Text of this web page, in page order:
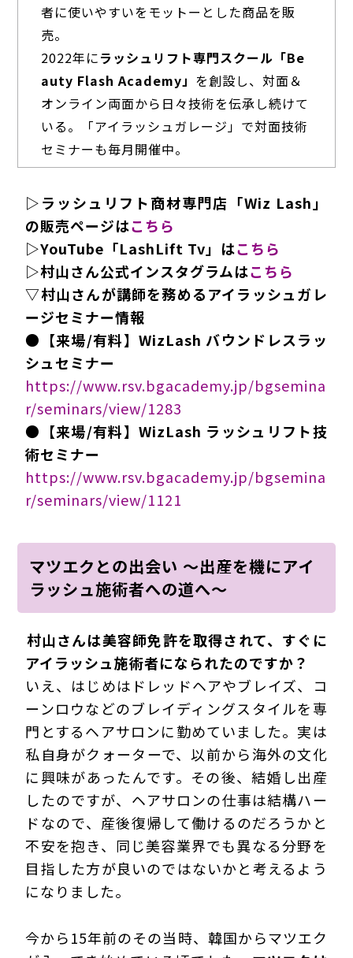
者に使いやすいをモットーとした商品を販
売。
2022年にラッシュリフト専門スクール「Be
auty Flash Academy」 を創設し、対面＆
オンライン両面から日々技術を伝承し続けて
いる。「アイラッシュガレージ」で対面技術
セミナーも毎月開催中。
▷ラッシュリフト商材専門店「Wiz Lash」
の販売ページはこちら
▷YouTube「LashLift Tv」はこちら
▷村山さん公式インスタグラムはこちら
▽村山さんが講師を務めるアイラッシュガレ
ージセミナー情報
●【来場/有料】WizLash バウンドレスラッ
シュセミナー
https://www.rsv.bgacademy.jp/bgsemina
r/seminars/view/1283
●【来場/有料】WizLash ラッシュリフト技
術セミナー
https://www.rsv.bgacademy.jp/bgsemina
r/seminars/view/1121
マツエクとの出会い ～出産を機にアイ
ラッシュ施術者への道へ～
―――村山さんは美容師免許を取得されて、すぐに
アイラッシュ施術者になられたのですか？
いえ、はじめはドレッドヘアやブレイズ、コ
ーンロウなどのブレイディングスタイルを専
門とするヘアサロンに勤めていました。実は
私自身がクォーターで、以前から海外の文化
に興味があったんです。その後、結婚し出産
したのですが、ヘアサロンの仕事は結構ハー
ドなので、産後復帰して働けるのだろうかと
不安を抱き、同じ美容業界でも異なる分野を
目指した方が良いのではないかと考えるよう
になりました。
今から15年前のその当時、韓国からマツエク